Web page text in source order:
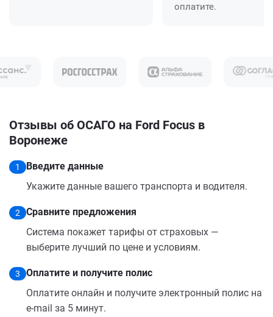
оплатите.
Отзывы об ОСАГО на Ford Focus в
Воронеже
1
Введите данные
Укажите данные вашего транспорта и водителя.
2
Сравните предложения
Система покажет тарифы от страховых —
выберите лучший по цене и условиям.
3
Оплатите и получите полис
Оплатите онлайн и получите электронный полис на
e-mail за 5 минут.